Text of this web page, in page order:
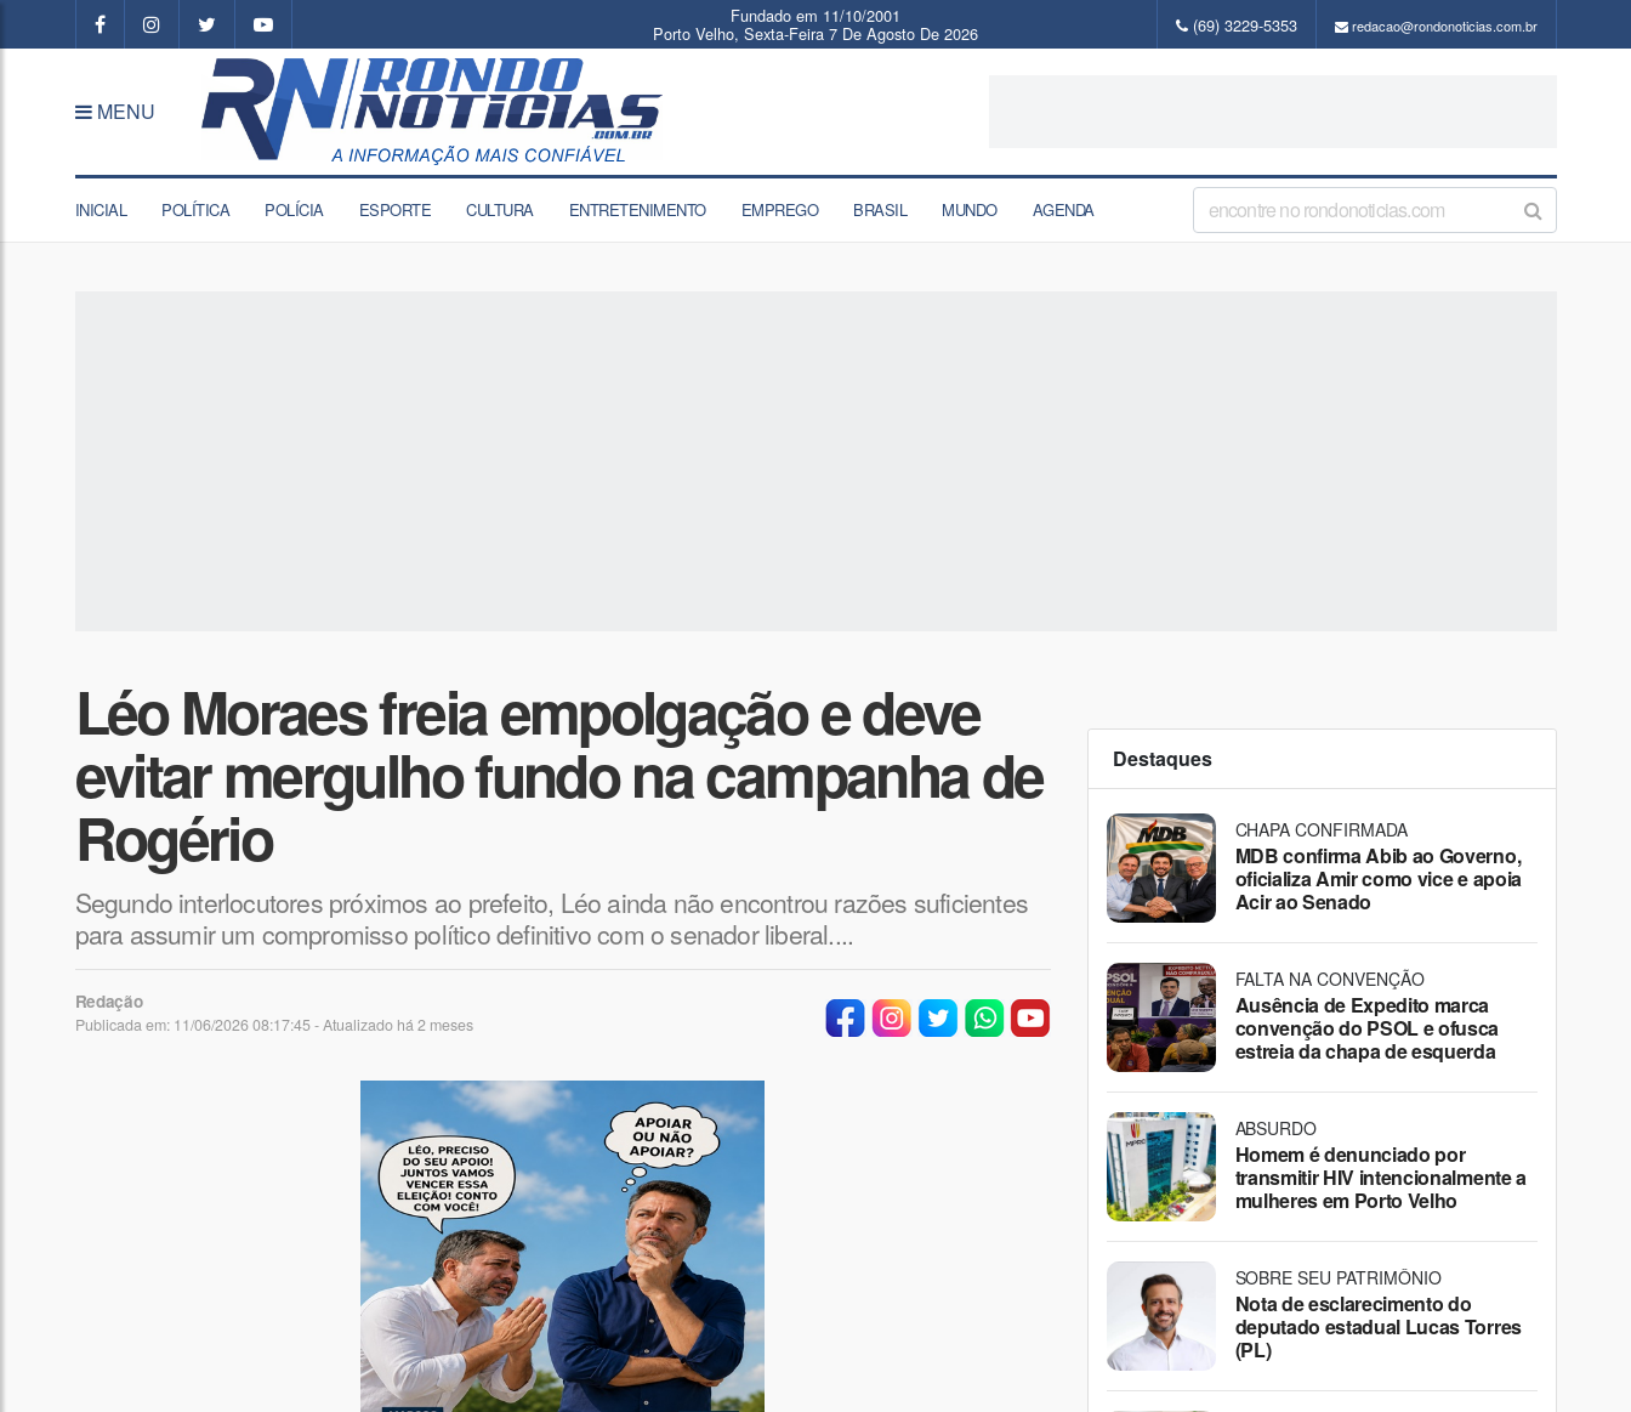
Fundado em 11/10/2001
Porto Velho, Sexta-Feira 7 De Agosto De 2026 (69) 3229-5353 redacao@rondonoticias.com.br
MENU
INICIAL POLÍTICA POLÍCIA ESPORTE CULTURA ENTRETENIMENTO EMPREGO BRASIL MUNDO AGENDA
Léo Moraes freia empolgação e deve
evitar mergulho fundo na campanha de
Rogério
Segundo interlocutores próximos ao prefeito, Léo ainda não encontrou razões suficientes
para assumir um compromisso político definitivo com o senador liberal....
Redação
Publicada em: 11/06/2026 08:17:45 - Atualizado há 2 meses
Destaques
CHAPA CONFIRMADA
MDB confirma Abib ao Governo,
oficializa Amir como vice e apoia
Acir ao Senado
FALTA NA CONVENÇÃO
Ausência de Expedito marca
convenção do PSOL e ofusca
estreia da chapa de esquerda
ABSURDO
Homem é denunciado por
transmitir HIV intencionalmente a
mulheres em Porto Velho
SOBRE SEU PATRIMÔNIO
Nota de esclarecimento do
deputado estadual Lucas Torres
(PL)